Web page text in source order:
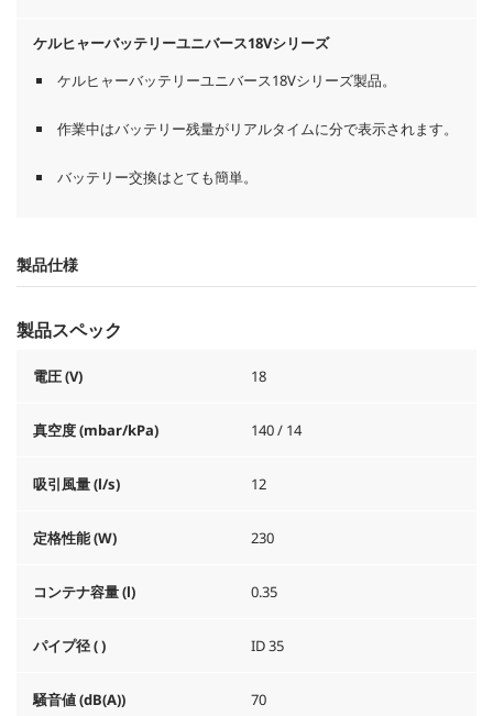
ケルヒャーバッテリーユニバース18Vシリーズ
ケルヒャーバッテリーユニバース18Vシリーズ製品。
作業中はバッテリー残量がリアルタイムに分で表示されます。
バッテリー交換はとても簡単。
製品仕様
製品スペック
電圧 (V) 18
真空度 (mbar/kPa) 140 / 14
吸引風量 (l/s) 12
定格性能 (W) 230
コンテナ容量 (l) 0.35
パイプ径 ( ) ID 35
騒音値 (dB(A)) 70